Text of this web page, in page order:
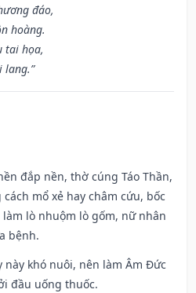
đáo,
hoàng.
tai họa,
lang.”
đắp nền, thờ cúng Táo Thần,
mổ xẻ hay châm cứu, bốc
lò nhuộm lò gốm, nữ nhân
bệnh.
này khó nuôi, nên làm Âm Đức
đầu uống thuốc.